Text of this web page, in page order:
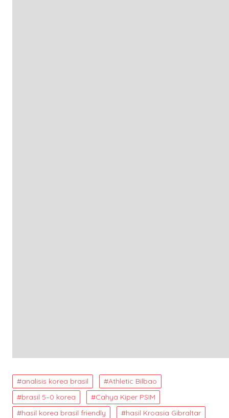
analisis korea brasil
Athletic Bilbao
brasil 5–0 korea
Cahya Kiper PSIM
hasil korea brasil friendly
hasil Kroasia Gibraltar